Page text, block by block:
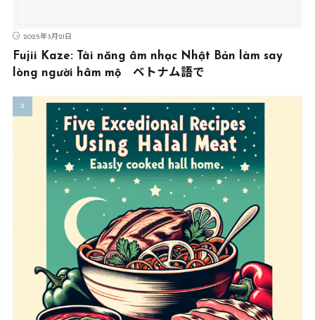
2025年3月21日
Fujii Kaze: Tài năng âm nhạc Nhật Bản làm say
lòng người hâm mộ ベトナム語で